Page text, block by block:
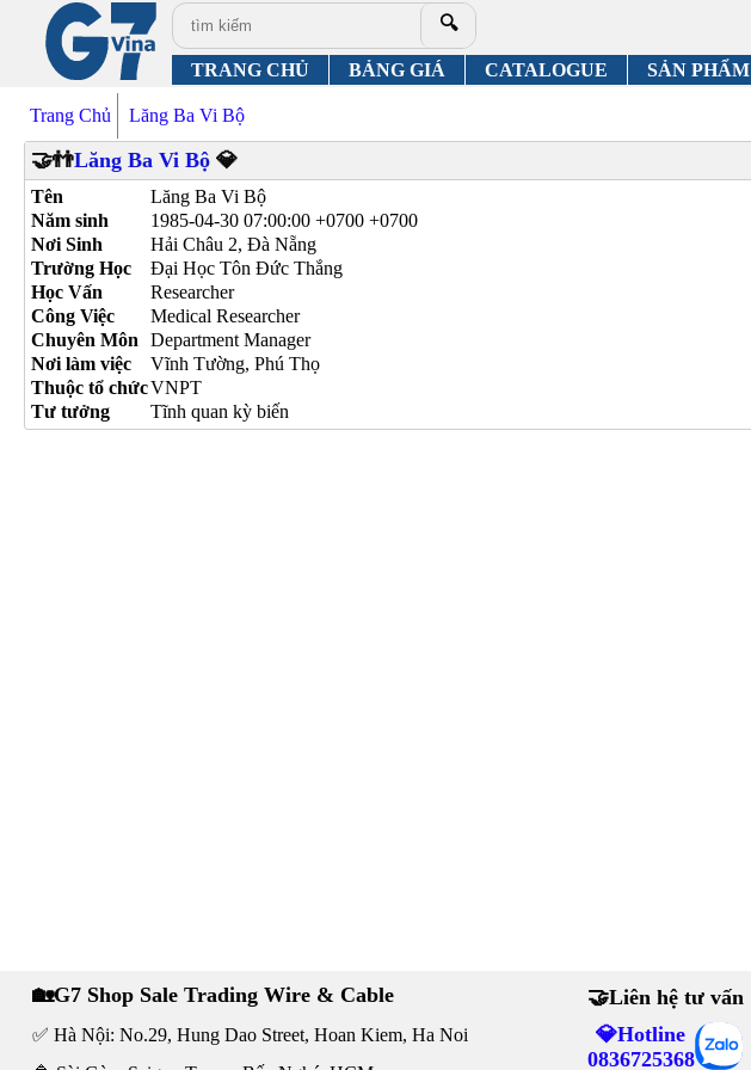
🔍
TRANG CHỦ BẢNG GIÁ CATALOGUE SẢN PHẨM
Trang Chủ Lăng Ba Vi Bộ
🤝👬Lăng Ba Vi Bộ 💎
Tên
Lăng Ba Vi Bộ
Năm sinh
1985-04-30 07:00:00 +0700 +0700
Nơi Sinh
Hải Châu 2, Đà Nẵng
Trường Học
Đại Học Tôn Đức Thắng
Học Vấn
Researcher
Công Việc
Medical Researcher
Chuyên Môn
Department Manager
Nơi làm việc
Vĩnh Tường, Phú Thọ
Thuộc tổ chứcVNPT
Tư tưởng
Tĩnh quan kỳ biến
🏡G7 Shop Sale Trading Wire & Cable
✅ Hà Nội: No.29, Hung Dao Street, Hoan Kiem, Ha Noi
🤝Liên hệ tư vấn
💎Hotline
0836725368